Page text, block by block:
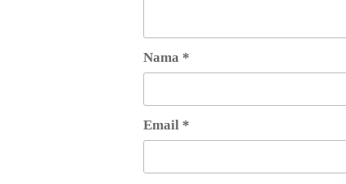
Nama *
Email *